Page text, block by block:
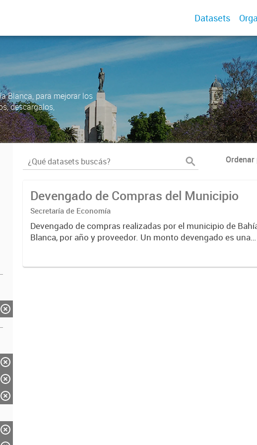
Datasets
Blanca, para mejorar los
descargalos,
Ordenar
Devengado de Compras del Municipio
Secretaría de Economía
Devengado de compras realizadas por el municipio de
Blanca, por año y proveedor. Un monto devengado es una